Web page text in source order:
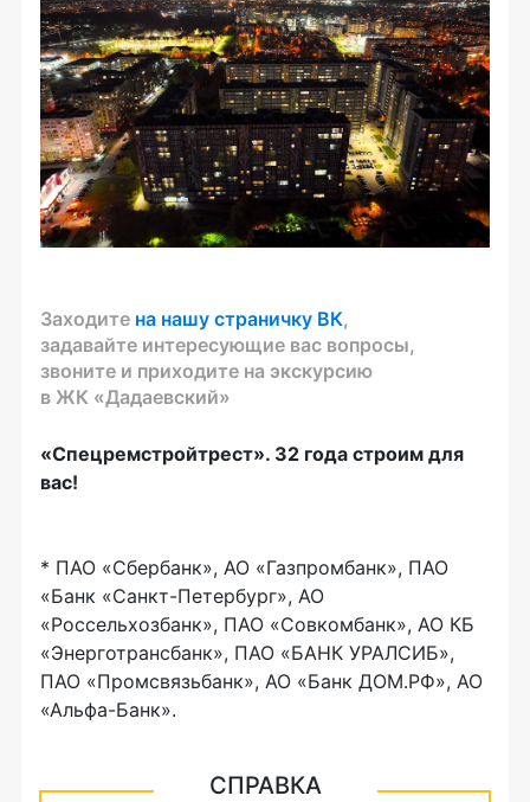
Заходите на нашу страничку ВК,
задавайте интересующие вас вопросы,
звоните и приходите на экскурсию
в ЖК «Дадаевский»
«Спецремстройтрест». 32 года строим для
вас!
* ПАО «Сбербанк», АО «Газпромбанк», ПАО
«Банк «Санкт-Петербург», АО
«Россельхозбанк», ПАО «Совкомбанк», АО КБ
«Энерготрансбанк», ПАО «БАНК УРАЛСИБ»,
ПАО «Промсвязьбанк», АО «Банк ДОМ.РФ», АО
«Альфа-Банк».
СПРАВКА